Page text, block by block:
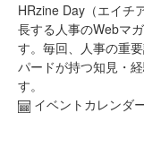
HRzine Day（エイチ
長する人事のWebマ
す。毎回、人事の重
パードが持つ知見・
す。
イベントカレンダ